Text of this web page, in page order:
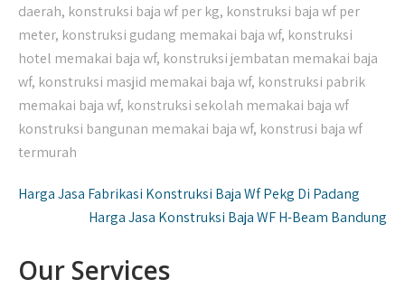
daerah, konstruksi baja wf per kg, konstruksi baja wf per
meter, konstruksi gudang memakai baja wf, konstruksi
hotel memakai baja wf, konstruksi jembatan memakai baja
wf, konstruksi masjid memakai baja wf, konstruksi pabrik
memakai baja wf, konstruksi sekolah memakai baja wf
konstruksi bangunan memakai baja wf, konstrusi baja wf
termurah
Navigasi
Harga Jasa Fabrikasi Konstruksi Baja Wf Pekg Di Padang
Harga Jasa Konstruksi Baja WF H-Beam Bandung
Our Services